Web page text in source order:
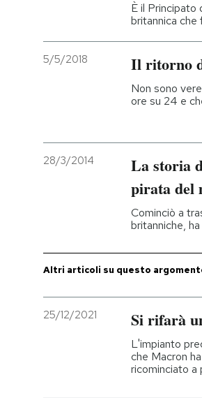
Economia
Media
I MIEI PREFERITI
SHOP
CALENDARIO
AREA PERSONALE
È il Principato
britannica che
5/5/2018 Il ritorno
Non sono
ore su 24 e
28/3/2014
La storia
pirata del
Cominciò a
britanniche,
Altri articoli su questo
25/12/2021 Si rifarà
L'impianto
che Macron
ricominciato a